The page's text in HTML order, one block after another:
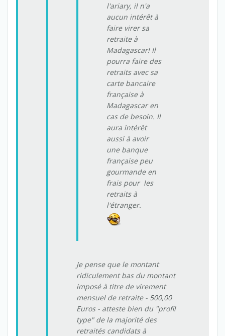
l'ariary, il n'a
aucun intérêt à
faire virer sa
retraite à
Madagascar! Il
pourra faire des
retraits avec sa
carte bancaire
française à
Madagascar en
cas de besoin. Il
aura intérêt
aussi à avoir
une banque
française peu
gourmande en
frais pour les
retraits à
l'étranger.
Je pense que le montant
ridiculement bas du montant
imposé à titre de virement
mensuel de retraite - 500,00
Euros - atteste bien du "profil
type" de la majorité des
retraités candidats à